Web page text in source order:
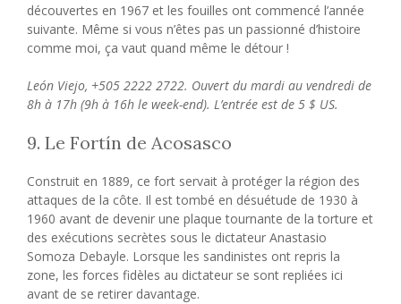
découvertes en 1967 et les fouilles ont commencé l’année
suivante. Même si vous n’êtes pas un passionné d’histoire
comme moi, ça vaut quand même le détour !
León Viejo, +505 2222 2722. Ouvert du mardi au vendredi de
8h à 17h (9h à 16h le week-end). L’entrée est de 5 $ US.
9. Le Fortín de Acosasco
Construit en 1889, ce fort servait à protéger la région des
attaques de la côte. Il est tombé en désuétude de 1930 à
1960 avant de devenir une plaque tournante de la torture et
des exécutions secrètes sous le dictateur Anastasio
Somoza Debayle. Lorsque les sandinistes ont repris la
zone, les forces fidèles au dictateur se sont repliées ici
avant de se retirer davantage.